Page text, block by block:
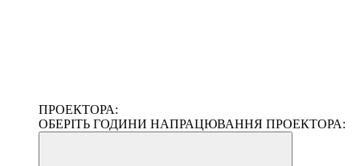
ПРОЕКТОРА:
ОБЕРІТЬ ГОДИНИ НАПРАЦЮВАННЯ ПРОЕКТОРА: